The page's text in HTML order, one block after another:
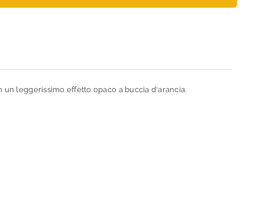
leggerissimo effetto opaco a buccia d'arancia.